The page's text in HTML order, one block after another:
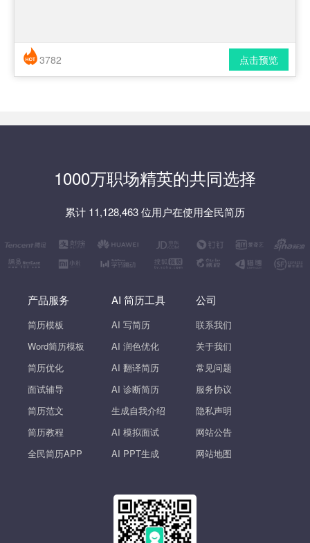
简历风格： 时尚 / 简洁 / 应届生
点击预览
3782
1000万职场精英的共同选择
累计 11,128,463 位用户在使用全民简历
产品服务
简历模板
Word简历模板
简历优化
面试辅导
简历范文
简历教程
全民简历APP
AI 简历工具
AI 写简历
AI 润色优化
AI 翻译简历
AI 诊断简历
生成自我介绍
AI 模拟面试
AI PPT生成
公司
联系我们
关于我们
常见问题
服务协议
隐私声明
网站公告
网站地图